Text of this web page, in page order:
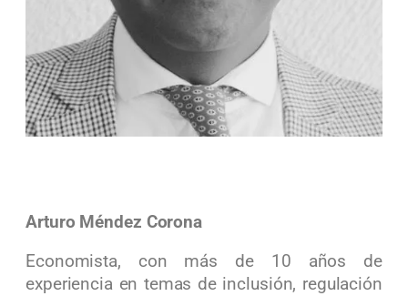
Arturo Méndez Corona
Economista, con más de 10 años de
experiencia en temas de inclusión, regulación